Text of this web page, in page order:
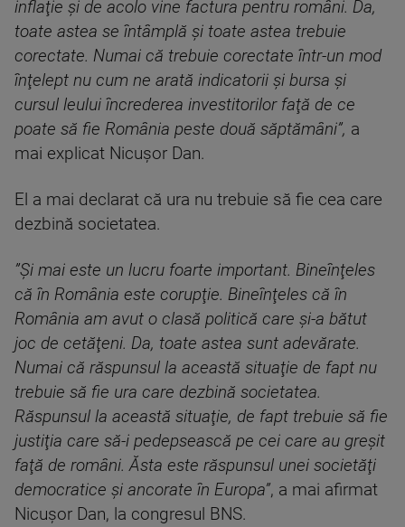
inflaţie şi de acolo vine factura pentru români. Da,
toate astea se întâmplă şi toate astea trebuie
corectate. Numai că trebuie corectate într-un mod
înţelept nu cum ne arată indicatorii şi bursa şi
cursul leului încrederea investitorilor faţă de ce
poate să fie România peste două săptămâni”, a
mai explicat Nicuşor Dan.
El a mai declarat că ura nu trebuie să fie cea care
dezbină societatea.
”Şi mai este un lucru foarte important. Bineînţeles
că în România este corupţie. Bineînţeles că în
România am avut o clasă politică care şi-a bătut
joc de cetăţeni. Da, toate astea sunt adevărate.
Numai că răspunsul la această situaţie de fapt nu
trebuie să fie ura care dezbină societatea.
Răspunsul la această situaţie, de fapt trebuie să fie
justiţia care să-i pedepsească pe cei care au greşit
faţă de români. Ăsta este răspunsul unei societăţi
democratice şi ancorate în Europa”, a mai afirmat
Nicuşor Dan, la congresul BNS.